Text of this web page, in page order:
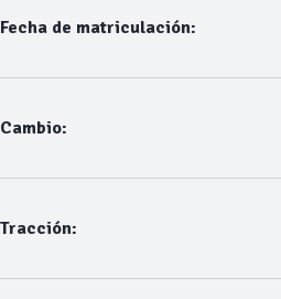
Fecha de matriculación:
Cambio:
Tracción: